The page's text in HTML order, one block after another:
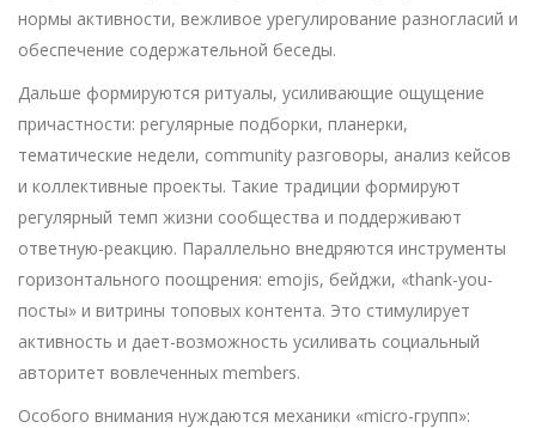
нормы активности, вежливое урегулирование разногласий и
обеспечение содержательной беседы.
Дальше формируются ритуалы, усиливающие ощущение
причастности: регулярные подборки, планерки,
тематические недели, community разговоры, анализ кейсов
и коллективные проекты. Такие традиции формируют
регулярный темп жизни сообщества и поддерживают
ответную-реакцию. Параллельно внедряются инструменты
горизонтального поощрения: emojis, бейджи, «thank-you-
посты» и витрины топовых контента. Это стимулирует
активность и дает-возможность усиливать социальный
авторитет вовлеченных members.
Особого внимания нуждаются механики «micro-групп»: